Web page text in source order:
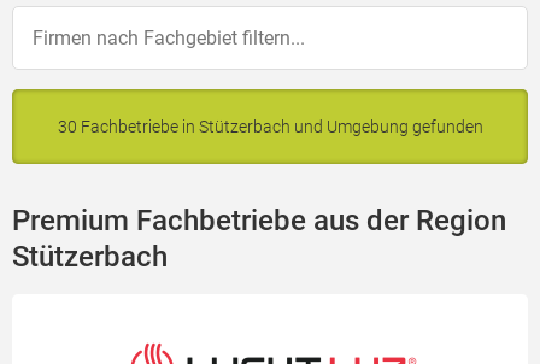
30 Fachbetriebe in Stützerbach und Umgebung gefunden
Premium Fachbetriebe aus der Region
Stützerbach